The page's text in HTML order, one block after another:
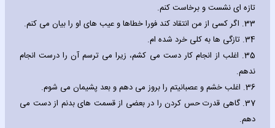
تازه ای نشست و برخاست کنم.
33. اگر کسی از من انتقاد کند فورا خطاها و عیب های او را بیان می کنم.
34. تازگی ها به کلی خرد شده ام.
35. اغلب از انجام کار دست می کشم، زیرا می ترسم آن را درست انجام
ندهم.
36. اغلب خشم و عصبانیتم را بروز می دهم و بعد پشیمان می شوم.
37. گاهی قدرت حس کردن را در بعضی از قسمت های بدنم از دست می
دهم.